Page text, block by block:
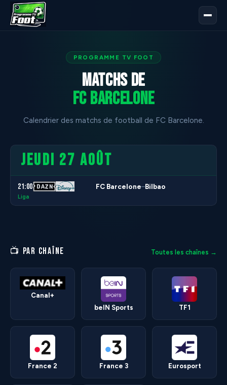
PROGRAMME TV FOOT
Matchs de
FC Barcelone
Calendrier des matchs de football de FC Barcelone.
JEUDI 27 AOÛT
21:00 FC Barcelone–Bilbao
Liga
📺 PAR CHAÎNE Toutes les chaînes →
Canal+
beIN Sports
TF1
France 2 France 3 Eurosport